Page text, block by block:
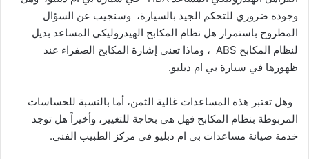
وجوده ضروري للتحكم الجيد بالسيارة، وسنجيب عن السؤال
المطروح باستمرار هل نظام المكابح الهيدروليكي المساعد بديل
لنظام المكابح ABS ، وماذا تعني إشارة المكابح الصفراء عند
ظهورها في سيارة بي ام دبليو.
وهل تعتبر هذه المساعدات غالية الثمن، أما بالنسبة للحساسات
المربوطة بنظام المكابح فهل هي بحاجة للتغيير، وأخيراً هل توجد
خدمة صيانة مساعدات بي ام دبليو في مركز الطبيب الفني.